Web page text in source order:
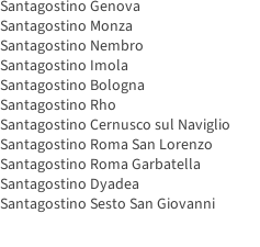
Santagostino Genova
Santagostino Monza
Santagostino Nembro
Santagostino Imola
Santagostino Bologna
Santagostino Rho
Santagostino Cernusco sul Naviglio
Santagostino Roma San Lorenzo
Santagostino Roma Garbatella
Santagostino Dyadea
Santagostino Sesto San Giovanni